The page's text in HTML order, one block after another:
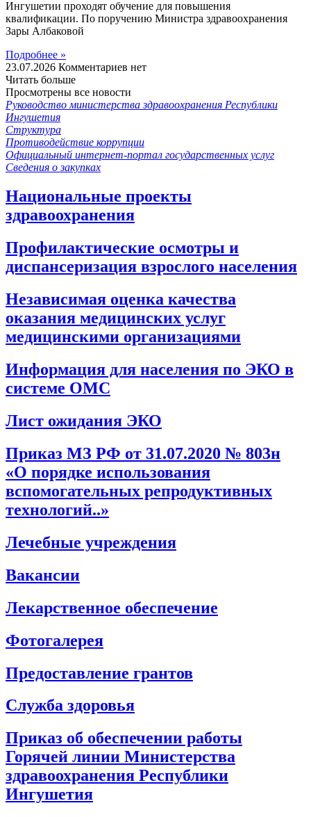
Ингушетии проходят обучение для повышения
квалификации. По поручению Министра здравоохранения
Зары Албаковой
Подробнее »
23.07.2026 Комментариев нет
Читать больше
Просмотрены все новости
Руководство министерства здравоохранения Республики
Ингушетия
Структура
Противодействие коррупции
Официальный интернет-портал государственных услуг
Сведения о закупках
Национальные проекты
здравоохранения
Профилактические осмотры и
диспансеризация взрослого населения
Независимая оценка качества
оказания медицинских услуг
медицинскими организациями
Информация для населения по ЭКО в
системе ОМС
Лист ожидания ЭКО
Приказ МЗ РФ от 31.07.2020 № 803н
«О порядке использования
вспомогательных репродуктивных
технологий..»
Лечебные учреждения
Вакансии
Лекарственное обеспечение
Фотогалерея
Предоставление грантов
Служба здоровья
Приказ об обеспечении работы
Горячей линии Министерства
здравоохранения Республики
Ингушетия